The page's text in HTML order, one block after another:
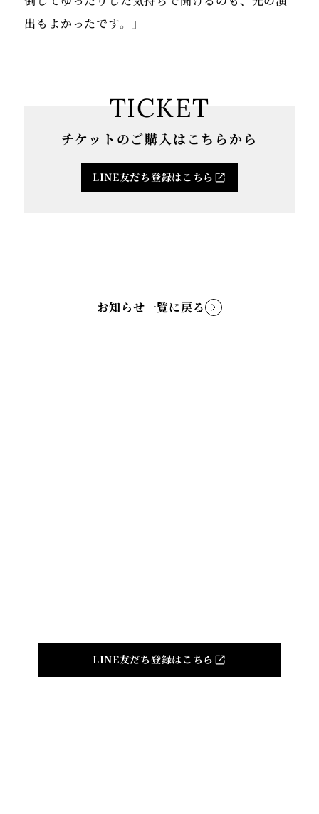
LINE友だち登録はこちら
TICKET
チケットのご購入はこちらから
LINE友だち登録はこちら
お知らせ一覧に戻る